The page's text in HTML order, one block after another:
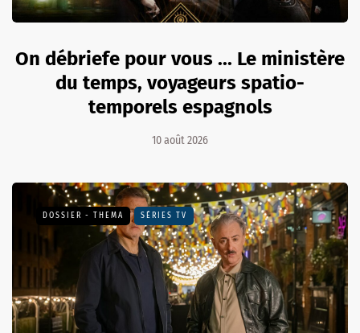
On débriefe pour vous ... Le ministère
du temps, voyageurs spatio-
temporels espagnols
10 août 2026
DOSSIER - THEMA SÉRIES TV